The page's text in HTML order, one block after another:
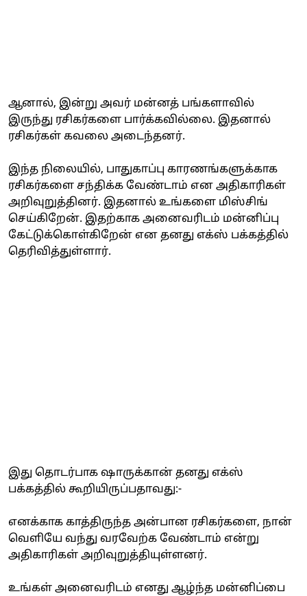
ஆனால், இன்று அவர் மன்னத் பங்களாவில்
இருந்து ரசிகர்களை பார்க்கவில்லை. இதனால்
ரசிகர்கள் கவலை அடைந்தனர்.
இந்த நிலையில், பாதுகாப்பு காரணங்களுக்காக
ரசிகர்களை சந்திக்க வேண்டாம் என அதிகாரிகள்
அறிவுறுத்தினர். இதனால் உங்களை மிஸ்சிங்
செய்கிறேன். இதற்காக அனைவரிடம் மன்னிப்பு
கேட்டுக்கொள்கிறேன் என தனது எக்ஸ் பக்கத்தில்
தெரிவித்துள்ளார்.
இது தொடர்பாக ஷாருக்கான் தனது எக்ஸ்
பக்கத்தில் கூறியிருப்பதாவது:-
எனக்காக காத்திருந்த அன்பான ரசிகர்களை, நான்
வெளியே வந்து வரவேற்க வேண்டாம் என்று
அதிகாரிகள் அறிவுறுத்தியுள்ளனர்.
உங்கள் அனைவரிடம் எனது ஆழ்ந்த மன்னிப்பை